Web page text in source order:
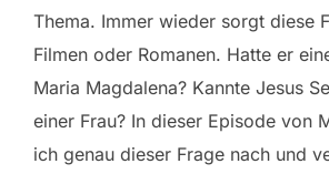
Thema. Immer wieder sorgt diese
Filmen oder Romanen. Hatte er
Maria Magdalena? Kannte Jesus
einer Frau? In dieser Episode von
ich genau dieser Frage nach und